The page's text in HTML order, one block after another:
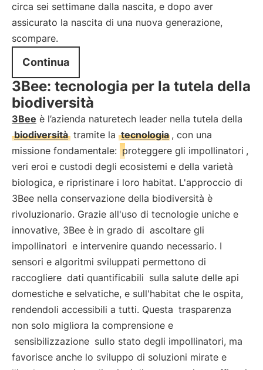
circa sei settimane dalla nascita, e dopo aver
assicurato la nascita di una nuova generazione,
scompare.
Continua
3Bee: tecnologia per la tutela della
biodiversità
3Bee è l’azienda naturetech leader nella tutela della
biodiversità tramite la tecnologia , con una
missione fondamentale: proteggere gli impollinatori ,
veri eroi e custodi degli ecosistemi e della varietà
biologica, e ripristinare i loro habitat. L'approccio di
3Bee nella conservazione della biodiversità è
rivoluzionario. Grazie all'uso di tecnologie uniche e
innovative, 3Bee è in grado di ascoltare gli
impollinatori e intervenire quando necessario. I
sensori e algoritmi sviluppati permettono di
raccogliere dati quantificabili sulla salute delle api
domestiche e selvatiche, e sull'habitat che le ospita,
rendendoli accessibili a tutti. Questa trasparenza
non solo migliora la comprensione e
sensibilizzazione sullo stato degli impollinatori, ma
favorisce anche lo sviluppo di soluzioni mirate e